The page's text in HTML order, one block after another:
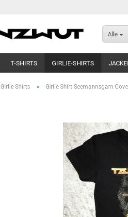
Alle
T-SHIRTS GIRLIE-SHIRTS
Girlie-Shirts » Girlie-Shirt Seemannsgarn